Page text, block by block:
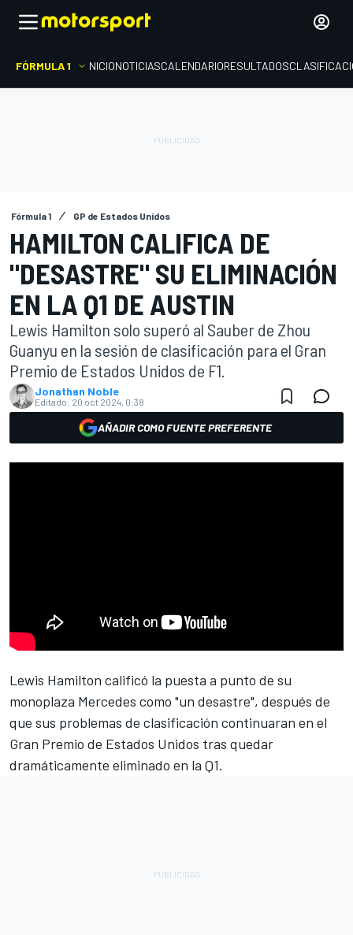
FÓRMULA 1 INICIONOTICIASCALENDARIORESULTADOS
Fórmula 1 GP de Estados Unidos
HAMILTON CALIFICA DE
"DESASTRE" SU ELIMINACIÓN
EN LA Q1 DE AUSTIN
Lewis Hamilton solo superó al Sauber de Zhou
Guanyu en la sesión de clasificación para el Gran
Premio de Estados Unidos de F1.
Jonathan Noble
Editado: 20 oct 2024, 0:38
AÑADIR COMO FUENTE PREFERENTE
Lewis Hamilton calificó la puesta a punto de su
monoplaza Mercedes como "un desastre", después de
que sus problemas de clasificación continuaran en el
Gran Premio de Estados Unidos tras quedar
dramáticamente eliminado en la Q1.